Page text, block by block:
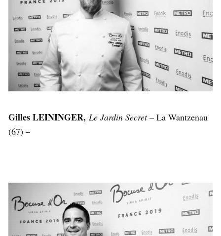
Gilles LEININGER, Le Jardin Secret– La Wantzenau
(67) –